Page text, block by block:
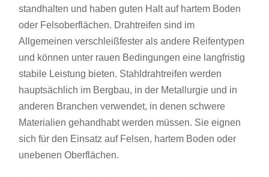
standhalten und haben guten Halt auf hartem Boden
oder Felsoberflächen. Drahtreifen sind im
Allgemeinen verschleißfester als andere Reifentypen
und können unter rauen Bedingungen eine langfristig
stabile Leistung bieten. Stahldrahtreifen werden
hauptsächlich im Bergbau, in der Metallurgie und in
anderen Branchen verwendet, in denen schwere
Materialien gehandhabt werden müssen. Sie eignen
sich für den Einsatz auf Felsen, hartem Boden oder
unebenen Oberflächen.